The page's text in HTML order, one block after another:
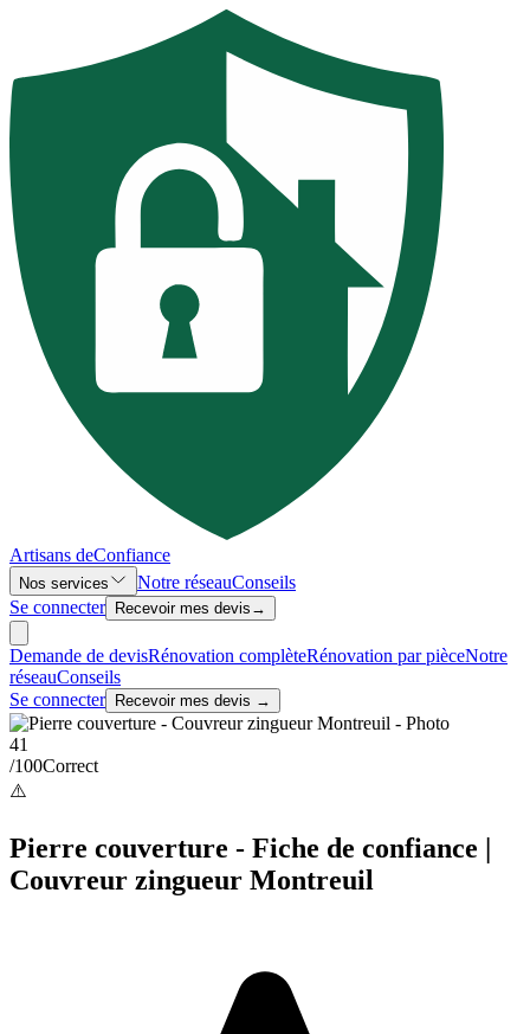
Artisans deConfiance
Nos services Notre réseauConseils
Se connecter
Recevoir mes devis →
Demande de devisRénovation complèteRénovation par pièceNotre
réseauConseils
Se connecter
Recevoir mes devis →
41
/100Correct
⚠️
Pierre couverture - Fiche de confiance |
Couvreur zingueur Montreuil